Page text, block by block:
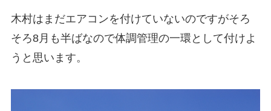
木村はまだエアコンを付けていないのですがそろ
そろ8月も半ばなので体調管理の一環として付けよ
うと思います。